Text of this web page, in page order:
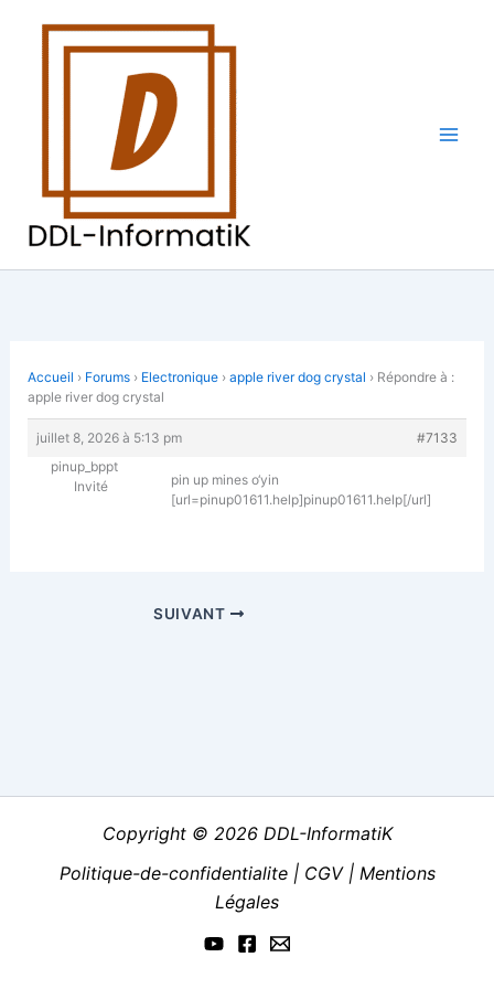
Accueil › Forums › Electronique › apple river dog crystal › Répondre à :
apple river dog crystal
juillet 8, 2026 à 5:13 pm
#7133
pinup_bppt
Invité
pin up mines o‘yin
[url=pinup01611.help]pinup01611.help[/url]
SUIVANT
Copyright © 2026 DDL-InformatiK
Politique-de-confidentialite | CGV | Mentions
Légales